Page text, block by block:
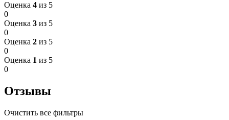
Оценка 4 из 5
0
Оценка 3 из 5
0
Оценка 2 из 5
0
Оценка 1 из 5
0
Отзывы
Очистить все фильтры